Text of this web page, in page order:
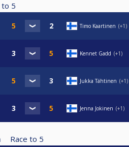
to 5
Timo Kaartinen +1
Kennet Gadd +1
Jukka Tähtinen +1
Jenna Jokinen +1
Race to 5